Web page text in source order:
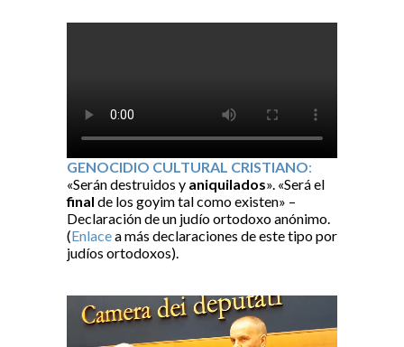
GENOCIDIO CULTURAL CRISTIANO:
«Serán destruidos y aniquilados». «Será el
final de los goyim tal como existen» –
Declaración de un judío ortodoxo anónimo.
(Enlacea más declaraciones de este tipo por
judíos ortodoxos).